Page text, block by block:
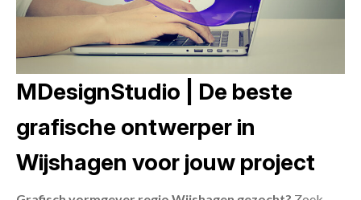
MDesignStudio | De beste
grafische ontwerper in
Wijshagen voor jouw project